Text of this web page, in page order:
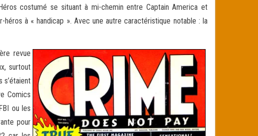
costumé se situant à mi-chemin entre Captain America et
héros à « handicap ». Avec une autre caractéristique notable : la
revue
surtout
s’étaient
Comics
ou les
pour